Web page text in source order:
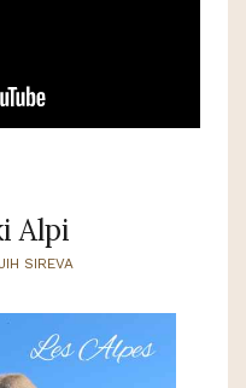
Alpi
SIREVA